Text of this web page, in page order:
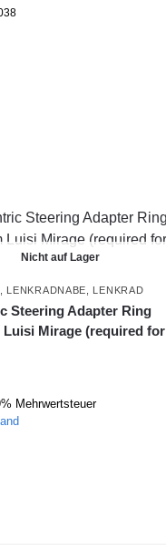
Nicht auf Lager
LENKRADNABE LENKRAD
Steering Adapter Ring
Luisi Mirage (required for
Mehrwertsteuer